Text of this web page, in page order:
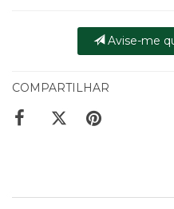
Avise-me
COMPARTILHAR